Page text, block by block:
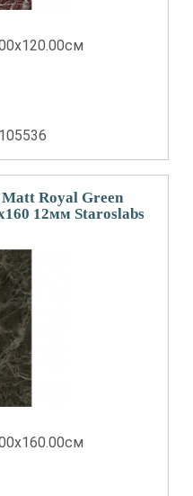
Royal Green
12мм Staroslabs